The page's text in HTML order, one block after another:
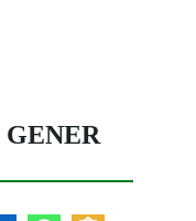
GENER